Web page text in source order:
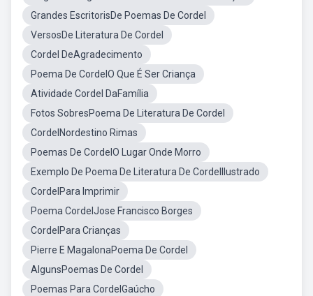
Grandes EscritorisDe Poemas De Cordel
VersosDe Literatura De Cordel
Cordel DeAgradecimento
Poema De CordelO Que É Ser Criança
Atividade Cordel DaFamília
Fotos SobresPoema De Literatura De Cordel
CordelNordestino Rimas
Poemas De CordelO Lugar Onde Morro
Exemplo De Poema De Literatura De CordelIlustrado
CordelPara Imprimir
Poema CordelJose Francisco Borges
CordelPara Crianças
Pierre E MagalonaPoema De Cordel
AlgunsPoemas De Cordel
Poemas Para CordelGaúcho